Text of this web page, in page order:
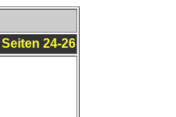
Seiten 24-26